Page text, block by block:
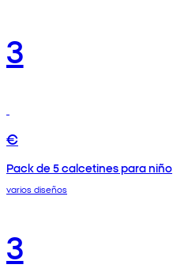
3
€
Pack de 5 calcetines para niño
varios diseños
3